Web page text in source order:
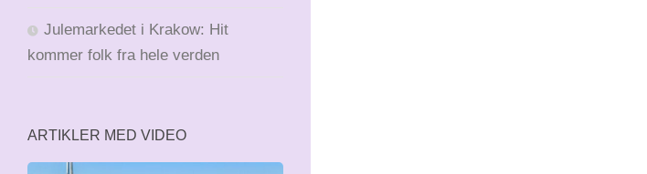
Julemarkedet i Krakow: Hit
kommer folk fra hele verden
ARTIKLER MED VIDEO